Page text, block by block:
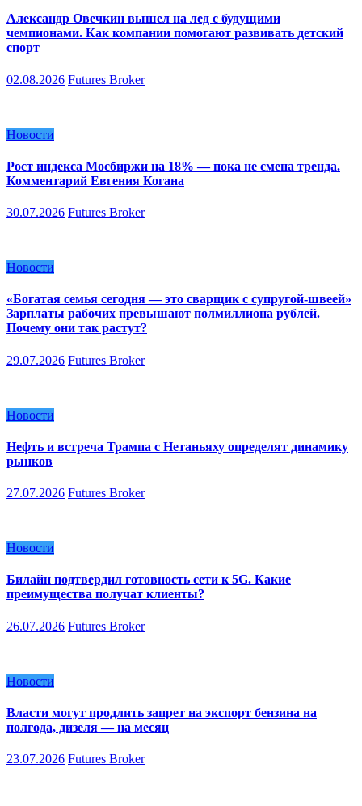
Александр Овечкин вышел на лед с будущими
чемпионами. Как компании помогают развивать детский
спорт
02.08.2026 Futures Broker
Новости
Рост индекса Мосбиржи на 18% — пока не смена тренда.
Комментарий Евгения Когана
30.07.2026 Futures Broker
Новости
«Богатая семья сегодня — это сварщик с супругой-швеей»
Зарплаты рабочих превышают полмиллиона рублей.
Почему они так растут?
29.07.2026 Futures Broker
Новости
Нефть и встреча Трампа с Нетаньяху определят динамику
рынков
27.07.2026 Futures Broker
Новости
Билайн подтвердил готовность сети к 5G. Какие
преимущества получат клиенты?
26.07.2026 Futures Broker
Новости
Власти могут продлить запрет на экспорт бензина на
полгода, дизеля — на месяц
23.07.2026 Futures Broker